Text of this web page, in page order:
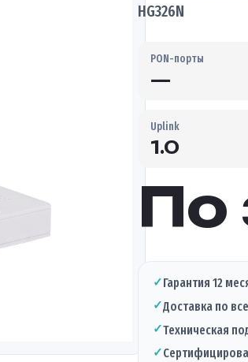
HG326N
PON-порты
—
Uplink
1.0
По
✓Гарантия 12
✓Доставка по
✓Техническая
✓